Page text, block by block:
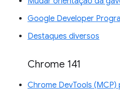
Google Developer
Destaques diversos
Chrome 141
Chrome DevTools